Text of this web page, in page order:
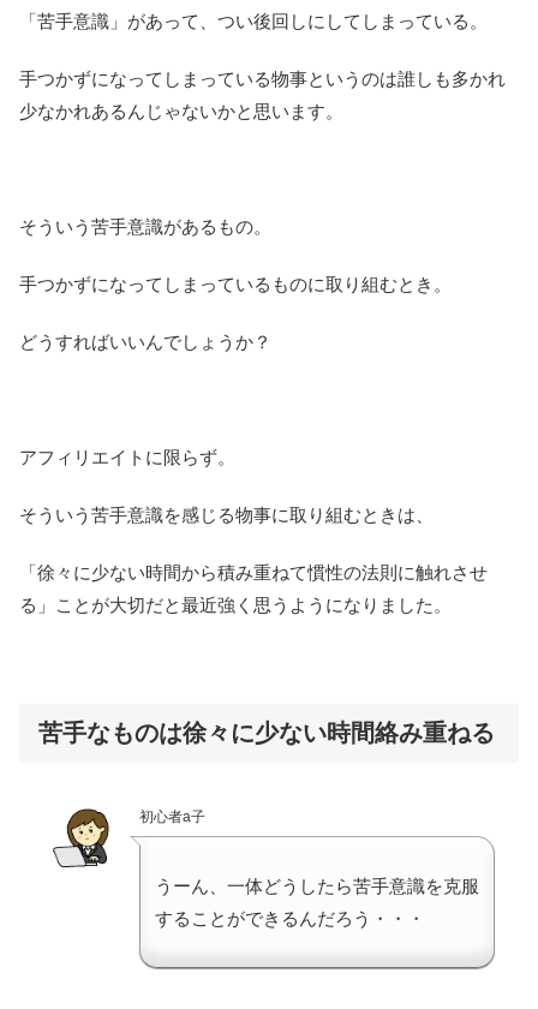
「苦手意識」があって、つい後回しにしてしまっている。
手つかずになってしまっている物事というのは誰しも多かれ
少なかれあるんじゃないかと思います。
そういう苦手意識があるもの。
手つかずになってしまっているものに取り組むとき。
どうすればいいんでしょうか？
アフィリエイトに限らず。
そういう苦手意識を感じる物事に取り組むときは、
「徐々に少ない時間から積み重ねて慣性の法則に触れさせ
る」ことが大切だと最近強く思うようになりました。
苦手なものは徐々に少ない時間絡み重ねる
初心者a子
うーん、一体どうしたら苦手意識を克服
することができるんだろう・・・